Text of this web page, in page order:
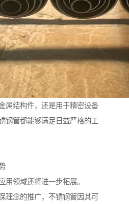
属结构件，还是用于精密设备
钢管都能够满足日益严格的工
用领域还将进一步拓展。
理念的推广，不锈钢管因其可